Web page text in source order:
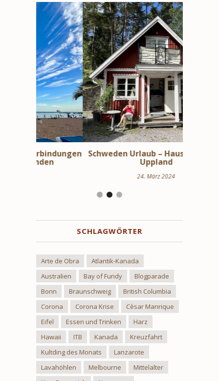
Schweden Urlaub – Haus am See in
SCHLAGWÖRTER
Arte de Obra
Atlantik-Kanada
Australien
Bay of Fundy
Blogparade
Bonn
Braunschweig
British Columbia
Corona
Corona Krise
Cèsar Manrique
Eifel
Essen und Trinken
Harz
Hawaii
ITB Kanada
Kreuzfahrt
Kultding des Monats
Lanzarote
Lavahöhlen
Melbourne
Mittelalter